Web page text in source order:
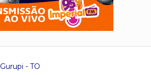
Gurupi - TO